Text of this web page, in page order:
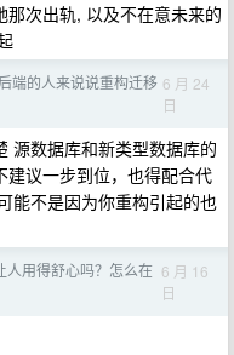
次出轨, 以及不在意未来的
端的人来说说重构迁移 6 月 24
日
源数据库和新类型数据库的
议一步到位，也得配合代
能不是因为你重构引起的也
人用得舒心吗？怎么在 6 月 16
日